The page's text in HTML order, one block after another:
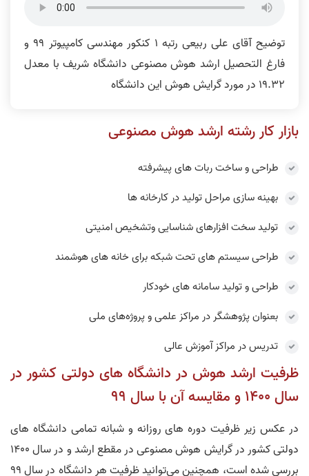
توضیح آقای علی ربیعی رتبه 1 کنکور مهندسی کامپیوتر 99 و
فارغ التحصیل ارشد هوش مصنوعی دانشگاه شریف با معدل
19.32 در مورد گرایش هوش این دانشگاه
بازار کار رشته ارشد هوش مصنوعی
طراحی و ساخت ربات های پیشرفته
بهینه سازی مراحل تولید در کارخانه ها
تولید سخت افزارهای شناسایی وتشخیص امنیتی
طراحی سیستم های تحت شبکه برای خانه های هوشمند
طراحی و تولید سامانه های خودکار
بعنوان پژوهشگر در مراکز علمی و پروژه‌های ملی
تدریس در مراکز آموزش عالی
ظرفیت ارشد هوش در دانشگاه های دولتی کشور در
سال 1400 و مقایسه آن با سال 99
در عکس زیر ظرفیت دوره های روزانه و شبانه تمامی دانشگاه های
دولتی کشور در گرایش هوش مصنوعی در مقطع ارشد و در سال 1400
بررسی شده است، همچنین می‌توانید ظرفیت هر دانشگاه در سال 99